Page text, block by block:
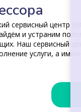
сервисный центр
и устраним
Наш сервисный
услуги, а